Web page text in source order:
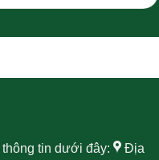
tin dưới đây:
Địa